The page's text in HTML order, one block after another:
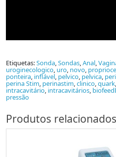
Etiquetas:Sonda,Sondas,Anal,
uroginecologico, uro, novo,
ponteira, inflável, pelvico, pelvica,
perina Stim, perinastim,clinico,quark,
intracavitário, intracavitários,
pressão
Produtos relacionados